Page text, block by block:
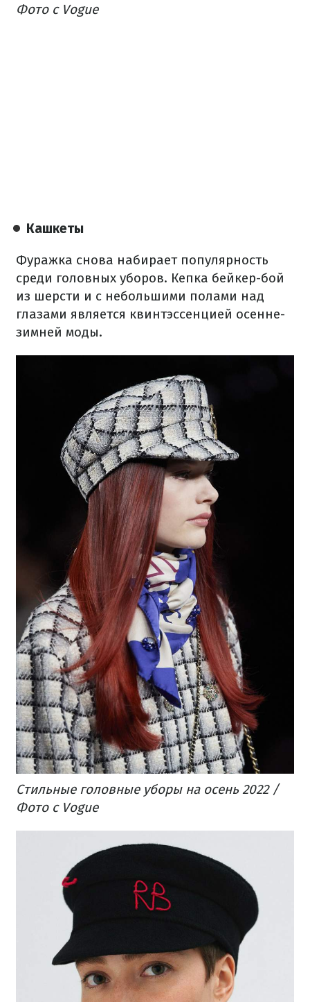
Фото с Vogue
Кашкеты
Фуражка снова набирает популярность
среди головных уборов. Кепка бейкер-бой
из шерсти и с небольшими полами над
глазами является квинтэссенцией осенне-
зимней моды.
Стильные головные уборы на осень 2022 /
Фото с Vogue